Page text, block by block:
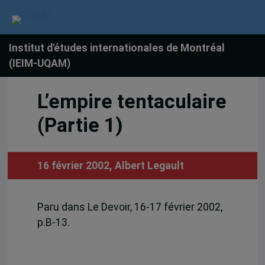
Institut d'études internationales de Montréal
(IEIM-UQAM)
L’empire tentaculaire
(Partie 1)
16 février 2002, Albert Legault
Paru dans Le Devoir, 16-17 février 2002,
p.B-13.